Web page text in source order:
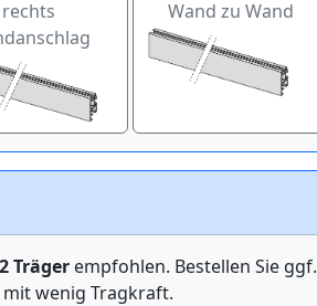
rechts
Wand zu Wand
2 Träger empfohlen. Bestellen Sie ggf.
wenig Tragkraft.